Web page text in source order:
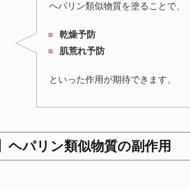
ヘパリン類似物質を塗ることで、
乾燥予防
肌荒れ予防
といった作用が期待できます。
ヘパリン類似物質の副作用